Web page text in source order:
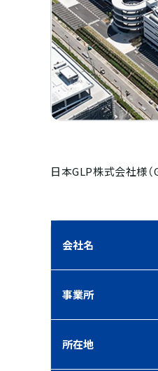
日本GLP株式会社様（
会社名
事業所
所在地